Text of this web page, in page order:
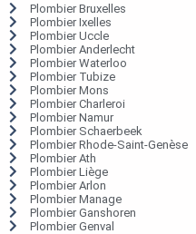
Plombier Bruxelles
Plombier Ixelles
Plombier Uccle
Plombier Anderlecht
Plombier Waterloo
Plombier Tubize
Plombier Mons
Plombier Charleroi
Plombier Namur
Plombier Schaerbeek
Plombier Rhode-Saint-Genèse
Plombier Ath
Plombier Liège
Plombier Arlon
Plombier Manage
Plombier Ganshoren
Plombier Genval